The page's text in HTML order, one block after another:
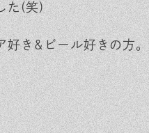
た(笑)
好き&ビール好きの方。